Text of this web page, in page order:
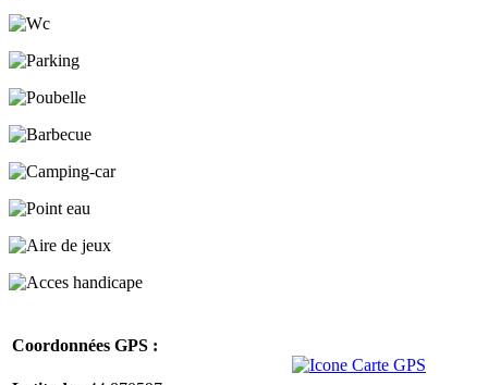
Coordonnées GPS :